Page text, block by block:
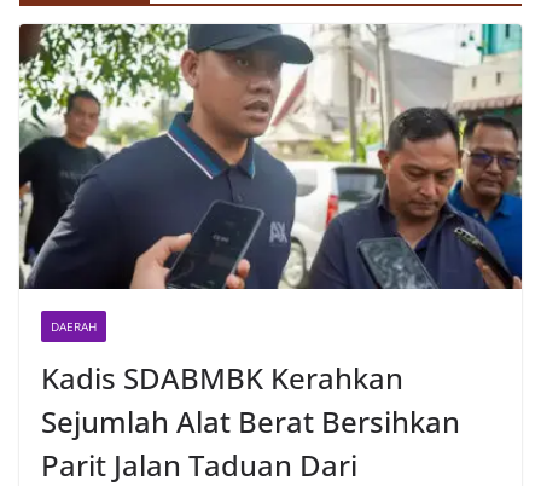
DAERAH
Kadis SDABMBK Kerahkan
Sejumlah Alat Berat Bersihkan
Parit Jalan Taduan Dari